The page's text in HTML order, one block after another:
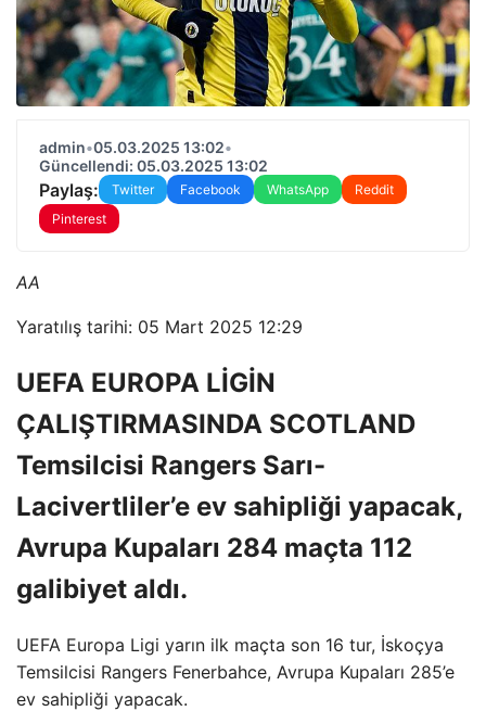
admin•05.03.2025 13:02•
Güncellendi: 05.03.2025 13:02
Paylaş: Twitter Facebook WhatsApp
Reddit
Pinterest
AA
Yaratılış tarihi: 05 Mart 2025 12:29
UEFA EUROPA LİGİN
ÇALIŞTIRMASINDA SCOTLAND
Temsilcisi Rangers Sarı-
Lacivertliler’e ev sahipliği yapacak,
Avrupa Kupaları 284 maçta 112
galibiyet aldı.
UEFA Europa Ligi yarın ilk maçta son 16 tur, İskoçya
Temsilcisi Rangers Fenerbahce, Avrupa Kupaları 285’e
ev sahipliği yapacak.